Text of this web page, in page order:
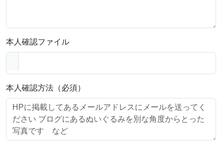
本人確認ファイル
本人確認方法（必須）